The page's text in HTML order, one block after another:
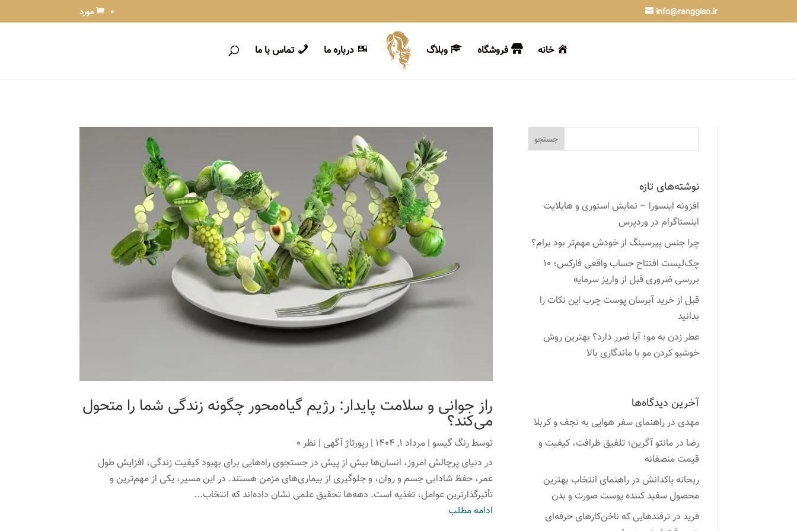
info@ranggiso.ir 0 مورد
خانه فروشگاه وبلاگ درباره ما تماس با ما
راز جوانی و سلامت پایدار: رژیم گیاه‌محور چگونه زندگی شما را متحول
می‌کند؟
توسطرنگ گیسو| مرداد 1, 1404 | رپورتاژ آگهی| نظر 0
در دنیای پرچالش امروز، انسان‌ها بیش از پیش در جستجوی راه‌هایی برای بهبود کیفیت زندگی، افزایش طول
عمر، حفظ شادابی جسم و روان، و جلوگیری از بیماری‌های مزمن هستند. در این مسیر، یکی از مهم‌ترین و
تأثیرگذارترین عوامل، تغذیه است. دهه‌ها تحقیق علمی نشان داده‌اند که انتخاب...
ادامه مطلب
نوشته‌های تازه
افزونه اینسورا – نمایش استوری و هایلایت
اینستاگرام در وردپرس
چرا جنس پیرسینگ از خودش مهم‌تر بود برام؟
چک‌لیست افتتاح حساب واقعی فارکس؛ ۱۰
بررسی ضروری قبل از واریز سرمایه
قبل از خرید آبرسان پوست چرب این نکات را
بدانید
عطر زدن به مو؛ آیا ضرر دارد؟ بهترین روش
خوشبو کردن مو با ماندگاری بالا
آخرین دیدگاه‌ها
مهدی درراهنمای سفر هوایی به نجف و کربلا
رضا درمانتو آگرین؛ تلفیق ظرافت، کیفیت و
قیمت منصفانه
ریحانه پاکدانش درراهنمای انتخاب بهترین
محصول سفید کننده پوست صورت و بدن
فرید درترفندهایی که ناخن‌کارهای حرفه‌ای